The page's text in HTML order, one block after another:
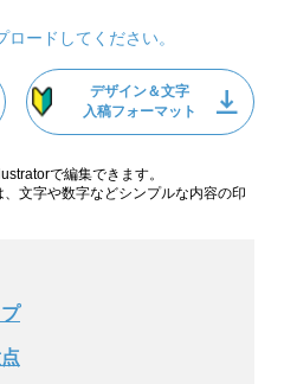
ードしてください。
デザイン＆文字
入稿フォーマット
で編集できます。
文字や数字などシンプルな内容の印